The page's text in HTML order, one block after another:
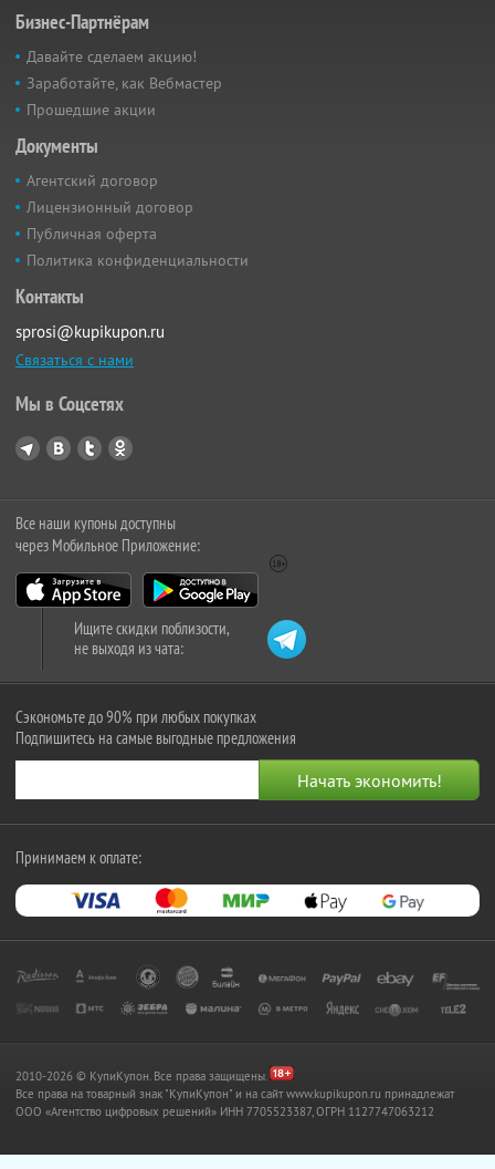
Бизнес-Партнёрам
Давайте сделаем акцию!
Заработайте, как Вебмастер
Прошедшие акции
Документы
Агентский договор
Лицензионный договор
Публичная оферта
Политика конфиденциальности
Контакты
sprosi@kupikupon.ru
Связаться с нами
Мы в Соцсетях
Все наши купоны доступны
через Мобильное Приложение:
Ищите скидки поблизости,
не выходя из чата:
Сэкономьте до 90% при любых покупках
Подпишитесь на самые выгодные предложения
Принимаем к оплате:
2010-2026 © КупиКупон. Все права защищены.
Все права на товарный знак "КупиКупон" и на сайт www.kupikupon.ru принадлежат
OOO «Агентство цифровых решений» ИНН 7705523387, ОГРН 1127747063212